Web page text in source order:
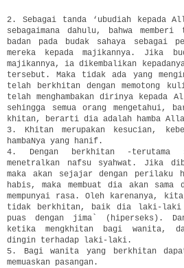
2. Sebagai tanda ‘ubudiah kepada
sebagaimana dahulu, bahwa
badan pada budak sahaya sebagai
mereka kepada majikannya. Jika
majikannya, ia dikembalikan
tersebut. Maka tidak ada yang
telah berkhitan dengan memotong
telah menghambakan dirinya kepada
sehingga semua orang mengetahui,
khitan, berarti dia adalah hamba
3. Khitan merupakan kesucian,
hambaNya yang hanif.
4. Dengan berkhitan -terutama
menetralkan nafsu syahwat. Jika
maka akan sejajar dengan perilaku
habis, maka membuat dia akan
mempunyai rasa. Oleh karenanya,
tidak berkhitan, baik dia laki-laki
puas dengan jima` (hiperseks).
ketika mengkhitan bagi wanita,
dingin terhadap laki-laki.
5. Bagi wanita yang berkhitan dapat
memuaskan pasangan.